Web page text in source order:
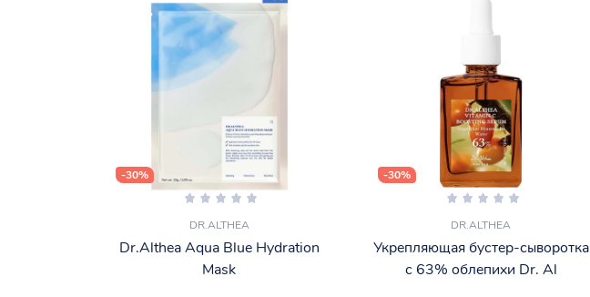
-30%
DR.ALTHEA
Dr.Althea Aqua Blue Hydration
Mask
-30%
DR.ALTHEA
Укрепляющая бустер-сыворотка
с 63% облепихи Dr. Al